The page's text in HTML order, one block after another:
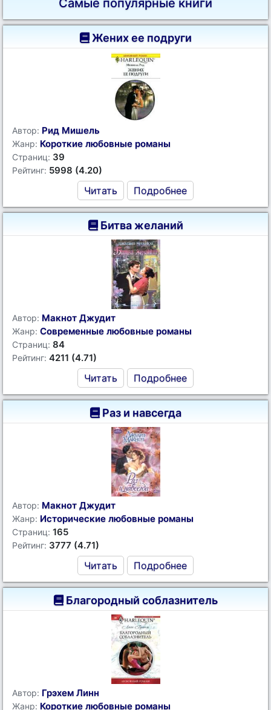
Самые популярные книги
Жених ее подруги
Автор: Рид Мишель
Жанр: Короткие любовные романы
Страниц: 39
Рейтинг: 5998 (4.20)
Читать Подробнее
Битва желаний
Автор: Макнот Джудит
Жанр: Современные любовные романы
Страниц: 84
Рейтинг: 4211 (4.71)
Читать Подробнее
Раз и навсегда
Автор: Макнот Джудит
Жанр: Исторические любовные романы
Страниц: 165
Рейтинг: 3777 (4.71)
Читать Подробнее
Благородный соблазнитель
Автор: Грэхем Линн
Жанр: Короткие любовные романы